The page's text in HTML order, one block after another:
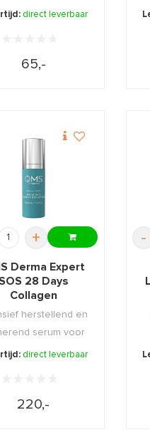
gevoelig ...
direct leverbaar
65,-
+
Derma Expert
28 Days
Collagen
30ml
herstellend en
serum voor
gevoelige e ...
direct leverbaar
220,-
-